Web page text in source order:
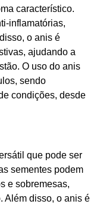
característico.
inflamatórias,
o anis é
ajudando a
O uso do anis
sendo
condições, desde
que pode ser
sementes podem
e sobremesas,
Além disso, o anis é